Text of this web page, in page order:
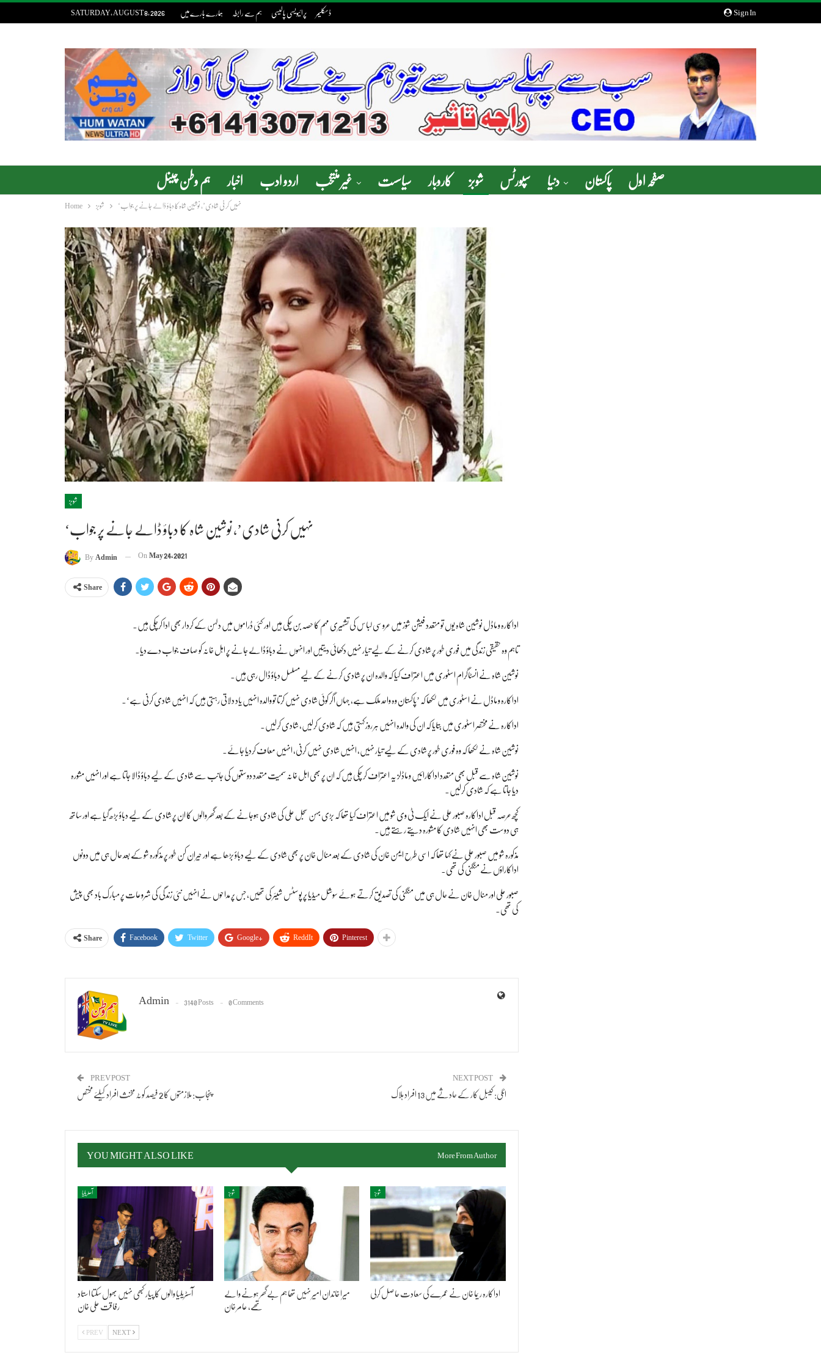
Sign In
SATURDAY, AUGUST 8, 2026 ہمارے بارے میں ہم سے رابطہ پرائیویسی پالیسی ڈسکلیمر
ہم وطن چینل اخبار اردو ادب غیر منتخب سیاسست کاروبار شوبز سپورٹس دنیا پاکستان صفحہ اول
Home شوبز ‘نہیں کرنی شادی’، نوشین شاہ کا دباؤ ڈالے جانے پر جواب
شوبز
‘نہیں کرنی شادی’، نوشین شاہ کا دباؤ ڈالے جانے پر جواب
ByAdmin OnMay 24, 2021
Share
اداکارہ و ماڈل نوشین شاہ یوں تو متعدد فیشن شوز میں عروسی لباس کی تشہیری مہم کا حصہ بن چکی ہیں اور کئی ڈراموں میں دلہن کے کردار بھی ادا کرچکی ہیں۔
تاہم وہ حقیقی زندگی میں فوری طور پر شادی کرنے کے لیے تیار نہیں دکھائی دیتیں اور انہوں نے دباؤ ڈالے جانے پر اہل خانہ کو صاف جواب دے دیا۔
نوشین شاہ نے انسٹاگرام اسٹوری میں اعتراف کیا کہ والدہ ان پر شادی کرنے کے لیے مسلسل دباؤ ڈال رہی ہیں۔
اداکارہ و ماڈل نے اسٹوری میں لکھا کہ ’پاکستان وہ واحد ملک ہے، جہاں اگر کوئی شادی نہیں کرتا تو والدہ انہیں یاد دلاتی رہتی ہیں کہ انہیں شادی کرنی ہے‘۔
اداکارہ نے مختصر اسٹوری میں بتایا کہ ان کی والدہ انہیں ہر روز کہتی ہیں کہ شادی کرلیں، شادی کرلیں۔
نوشین شاہ نے لکھا کہ وہ فوری طور پر شادی کے لیے تیار نہیں، انہیں شادی نہیں کرنی، انہیں معاف کردیا جائے۔
نوشین شاہ سے قبل بھی متعدد اداکارائیں و ماڈلز یہ اعتراف کر چکی ہیں کہ ان پر بھی اہل خانہ سمیت متعدد دوستوں کی جانب سے شادی کے لیے دباؤ ڈالا جاتا ہے اور انہیں مشورہ
دیا جاتا ہے کہ شادی کرلیں۔
کچھ عرصہ قبل اداکارہ صبور علی نے ایک ٹی وی شو میں اعتراف کیا تھا کہ بڑی بہن سجل علی کی شادی ہوجانے کے بعد گھر والوں کا ان پر شادی کے لیے دباؤ بڑھ گیا ہے اور ساتھ
ہی دوست بھی انہیں شادی کا مشورہ دیتے رہتے ہیں۔
مذکورہ شو میں صبور علی نے کہا تھا کہ اسی طرح ایمن خان کی شادی کے بعد منال خان پر بھی شادی کے لیے دباؤ بڑھا ہے اور حیران کن طور پر مذکورہ شو کے بعد حال ہی میں دونوں
اداکاراؤں نے منگنی کی تھی۔
صبور علی اور منال خان نے حال ہی میں منگنی کی تصدیق کرتے ہوئے سوشل میڈیا پر پوسٹس شیئر کی تھیں، جس پر مداحوں نے انہیں نئی زندگی کی شروعات پر مبارک باد بھی پیش
کی تھی۔
Share Facebook Twitter Google+ ReddIt Pinterest
Admin 3140 Posts 0 Comments
PREV POST
پنجاب: ملازمتوں کا 2 فیصد کوٹہ مخنث افراد کیلئے مختص
NEXT POST
اٹلی: کیبل کار کے حادثے میں 13 افراد ہلاک
YOU MIGHT ALSO LIKE More From Author
آسٹریلیا
آسٹریلیا والوں کا پیار کبھی نہیں بھول سکتا استاد
رفاقت علی خان
شوبز
میرا خاندان امیر نہیں تھا ہم بےگھر ہونے والے
تھے، عامر خان
شوبز
اداکارہ ریما خان نے عمرے کی سعادت حاصل کرلی
PREV NEXT